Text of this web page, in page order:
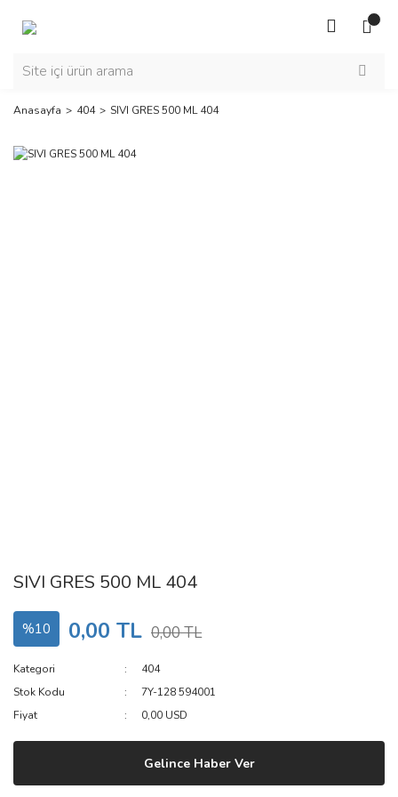
Anasayfa 404 SIVI GRES 500 ML 404
SIVI GRES 500 ML 404
%10 0,00 TL 0,00 TL
Kategori
404
Stok Kodu
7Y-128 594001
Fiyat
0,00 USD
Gelince Haber Ver